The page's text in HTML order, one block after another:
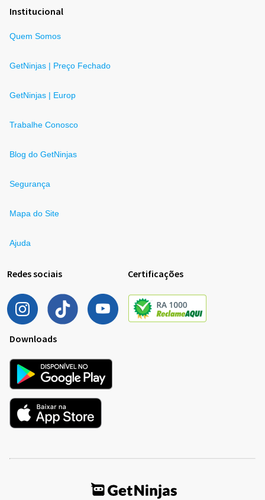
Institucional
Quem Somos
GetNinjas | Preço Fechado
GetNinjas | Europ
Trabalhe Conosco
Blog do GetNinjas
Segurança
Mapa do Site
Ajuda
Redes sociais Certificações
Downloads